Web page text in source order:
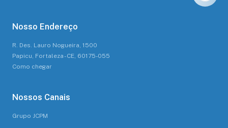
Nosso Endereço
R. Des. Lauro Nogueira, 1500
Papicu, Fortaleza - CE, 60175-055
Como chegar
Nossos Canais
Grupo JCPM